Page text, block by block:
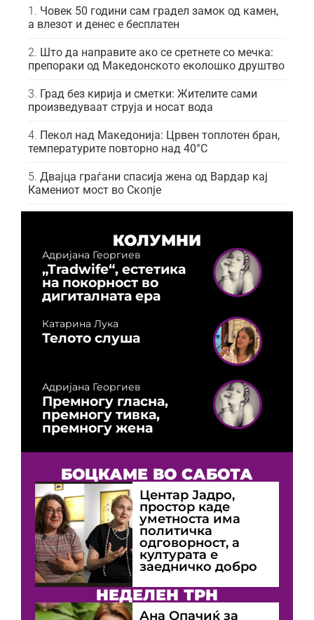
Човек 50 години сам градел замок од камен,
а влезот и денес е бесплатен
Што да направите ако се сретнете со мечка:
препораки од Македонското еколошко друштво
Град без кирија и сметки: Жителите сами
произведуваат струја и носат вода
Пекол над Македонија: Црвен топлотен бран,
температурите повторно над 40°C
Двајца граѓани спасија жена од Вардар кај
Камениот мост во Скопје
КОЛУМНИ
Адријана Георгиев
„Tradwife“, естетика
на покорност во
дигиталната ера
Катарина Лука
Телото слуша
Адријана Георгиев
Премногу гласна,
премногу тивка,
премногу жена
БОЦКАМЕ ВО САБОТА
Центар Јадро,
простор каде
уметноста има
политичка
одговорност, а
културата е
заедничко добро
НЕДЕЛЕН ТРН
Ана Опачиќ за